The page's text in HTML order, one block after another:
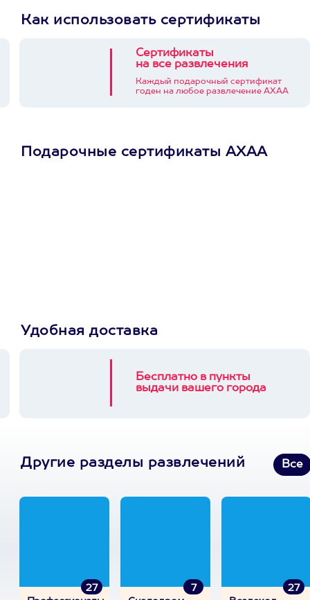
Как использовать сертификаты
Сертификаты
на все развлечения
Каждый подарочный сертификат
годен на любое развлечение АХАА
Подарочные сертификаты АХАА
Удобная доставка
Бесплатно в пункты
выдачи вашего города
Другие разделы развлечений Все
27
7
27